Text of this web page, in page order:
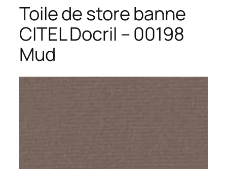
Toile de store banne
CITEL Docril – 00198
Mud